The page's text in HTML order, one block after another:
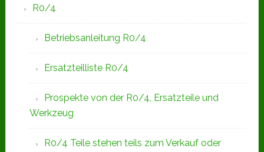
R0/4
Betriebsanleitung R0/4
Ersatzteilliste R0/4
Prospekte von der R0/4, Ersatzteile und
Werkzeug
R0/4 Teile stehen teils zum Verkauf oder